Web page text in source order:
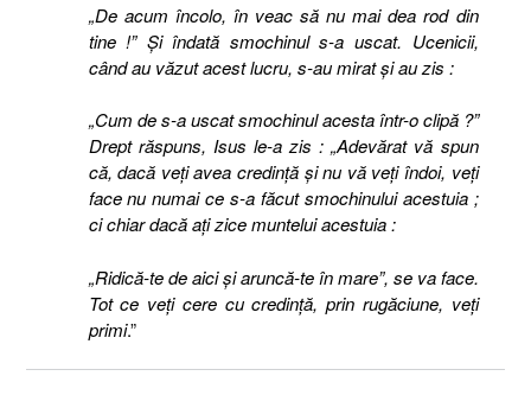
„De acum încolo, în veac să nu mai dea rod din
tine !” Şi îndată smochinul s-a uscat. Ucenicii,
când au văzut acest lucru, s-au mirat şi au zis :
„Cum de s-a uscat smochinul acesta într-o clipă ?”
Drept răspuns, Isus le-a zis : „Adevărat vă spun
că, dacă veţi avea credinţă şi nu vă veţi îndoi, veţi
face nu numai ce s-a făcut smochinului acestuia ;
ci chiar dacă aţi zice muntelui acestuia :
„Ridică-te de aici şi aruncă-te în mare”, se va face.
Tot ce veţi cere cu credinţă, prin rugăciune, veţi
primi.”